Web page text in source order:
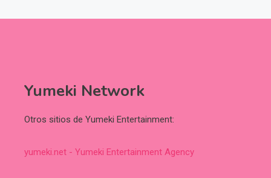
Yumeki Network
Otros sitios de Yumeki Entertainment:
yumeki.net - Yumeki Entertainment Agency